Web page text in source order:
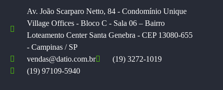
Av. João Scarparo Netto, 84 - Condomínio Unique
Village Offices - Bloco C - Sala 06 – Bairro
Loteamento Center Santa Genebra - CEP 13080-655
- Campinas / SP
vendas@datio.com.br
(19) 3272-1019
(19) 97109-5940